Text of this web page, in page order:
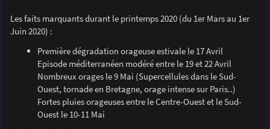
Les faits marquants durant le printemps 2020 (du 1er Mars au 1er
Juin 2020) :
Première dégradation orageuse estivale le 17 Avril
Episode méditerranéen modéré entre le 19 et 22 Avril
Nombreux orages le 9 Mai (Supercellules dans le Sud-
Ouest, tornade en Bretagne, orage intense sur Paris..)
Fortes pluies orageuses entre le Centre-Ouest et le Sud-
Ouest le 10-11 Mai